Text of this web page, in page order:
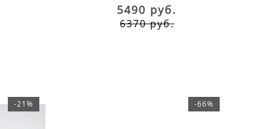
5490 руб.
6370 руб.
-21% -66%